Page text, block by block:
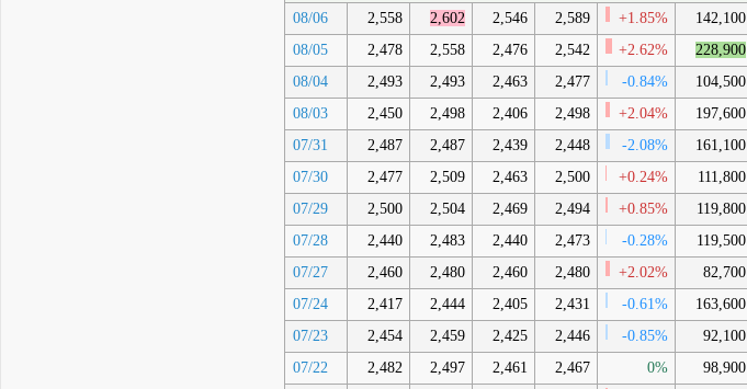
08/06
2,558 2,602 2,546 2,589 +1.85% 142,100
08/05
2,478 2,558 2,476 2,542 +2.62% 228,900
08/04
2,493 2,493 2,463 2,477 -0.84% 104,500
08/03
2,450 2,498 2,406 2,498 +2.04% 197,600
07/31
2,487 2,487 2,439 2,448 -2.08% 161,100
07/30
2,477 2,509 2,463 2,500 +0.24% 111,800
07/29
2,500 2,504 2,469 2,494 +0.85% 119,800
07/28
2,440 2,483 2,440 2,473 -0.28% 119,500
07/27
2,460 2,480 2,460 2,480 +2.02% 82,700
07/24
2,417 2,444 2,405 2,431 -0.61% 163,600
07/23
2,454 2,459 2,425 2,446 -0.85% 92,100
07/22
2,482 2,497 2,461 2,467 0% 98,900